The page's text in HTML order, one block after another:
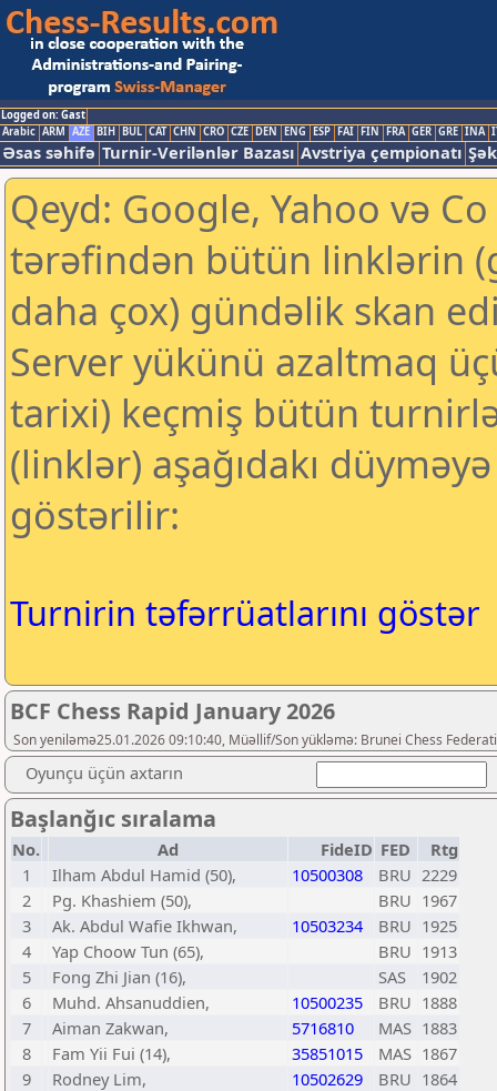
Logged on: Gast
Arabic ARM AZE BIH BUL CAT CHN CRO CZE DEN ENG ESP FAI FIN FRA GER GRE INA
Əsas səhifə Turnir-Verilənlər Bazası Avstriya çempionatı
Qeyd: Google, Yahoo və
tərəfindən bütün linklərin
daha çox) gündəlik skan
Server yükünü azaltmaq
tarixi) keçmiş bütün
(linklər) aşağıdakı
göstərilir:
Turnirin təfərrüatlarını göstər
BCF Chess Rapid January 2026
Son yeniləmə25.01.2026 09:10:40, Müəllif/Son yükləmə: Brunei Chess
Oyunçu üçün axtarın
Başlanğıc sıralama
No. Ad FideID FED
Rtg
1
Ilham Abdul Hamid (50), 10500308 BRU 2229
2
Pg. Khashiem (50), BRU 1967
3
Ak. Abdul Wafie Ikhwan, 10503234 BRU 1925
4
Yap Choow Tun (65), BRU 1913
5
Fong Zhi Jian (16), SAS
1902
6
Muhd. Ahsanuddien, 10500235 BRU 1888
7
Aiman Zakwan, 5716810 MAS 1883
8
Fam Yii Fui (14), 35851015 MAS 1867
9
Rodney Lim, 10502629 BRU 1864